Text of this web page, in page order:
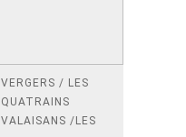
VERGERS / LES
QUATRAINS
VALAISANS /LES